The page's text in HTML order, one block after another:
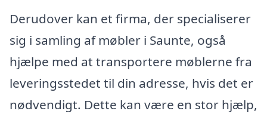
Derudover kan et firma, der specialiserer
sig i samling af møbler i Saunte, også
hjælpe med at transportere møblerne fra
leveringsstedet til din adresse, hvis det er
nødvendigt. Dette kan være en stor hjælp,